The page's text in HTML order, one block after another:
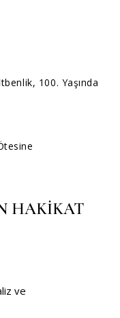
100. Yaşında
HAKİKAT
ve